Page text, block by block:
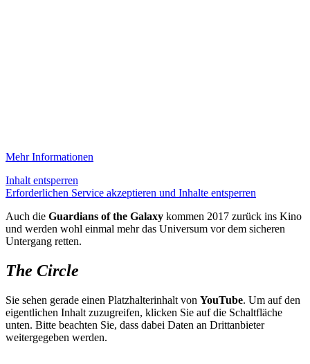
Mehr Informationen
Inhalt entsperren
Erforderlichen Service akzeptieren und Inhalte entsperren
Auch die Guardians of the Galaxy kommen 2017 zurück ins Kino
und werden wohl einmal mehr das Universum vor dem sicheren
Untergang retten.
The Circle
Sie sehen gerade einen Platzhalterinhalt von YouTube. Um auf den
eigentlichen Inhalt zuzugreifen, klicken Sie auf die Schaltfläche
unten. Bitte beachten Sie, dass dabei Daten an Drittanbieter
weitergegeben werden.